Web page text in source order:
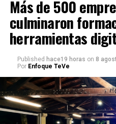
Más de 500
culminaron
herramientas
Published hace19 horas on 8
Por Enfoque TeVe